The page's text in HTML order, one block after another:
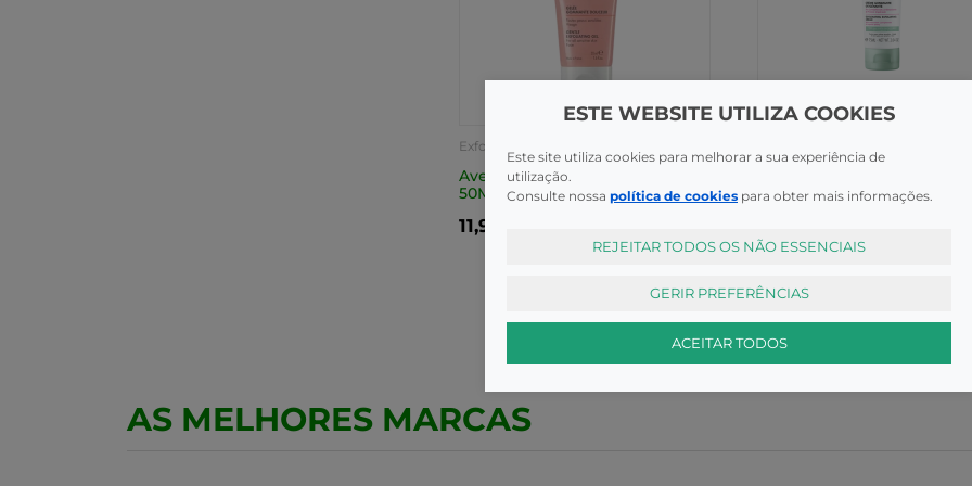
Exfoliantes
Avene Gel Esfoliante Suave
50Ml
11,99€
75ml
AS MELHORES MARCAS
ESTE WEBSITE UTILIZA COOKIES
Este site utiliza cookies para melhorar a sua experiência de
utilização.
Consulte nossa política de cookies para obter mais informações.
REJEITAR TODOS OS NÃO ESSENCIAIS
GERIR PREFERÊNCIAS
ACEITAR TODOS